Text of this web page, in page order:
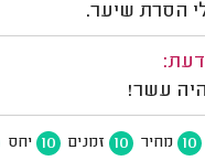
הסרת שיער.
דעת:
עשר!
10 מחיר 10 זמנים 10 יחס